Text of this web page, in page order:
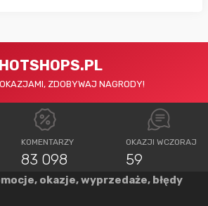
HOTSHOPS.PL
ZDOBYWAJ NAGRODY!
KOMENTARZY
83 098
OKAZJI WCZORAJ
59
okazje, wyprzedaże, błędy